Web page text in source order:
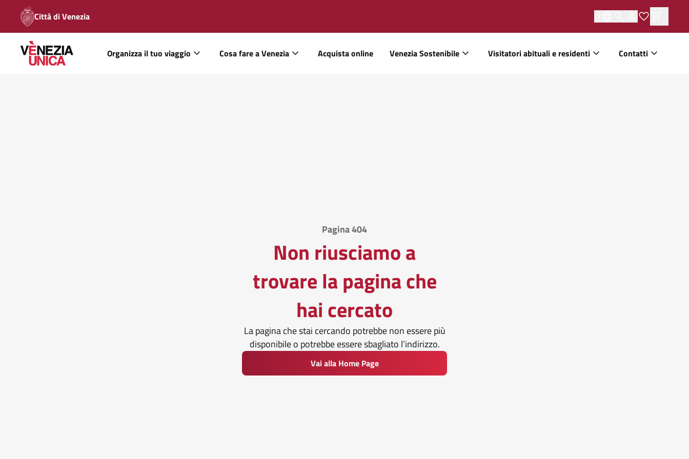
Città di Venezia
Organizza il tuo viaggio Cosa fare a Venezia Acquista online Venezia Sostenibile Visitatori abituali e residenti Contatti
Pagina 404
Non riusciamo a
trovare la pagina che
hai cercato
La pagina che stai cercando potrebbe non essere più
disponibile o potrebbe essere sbagliato l’indirizzo.
Vai alla Home Page